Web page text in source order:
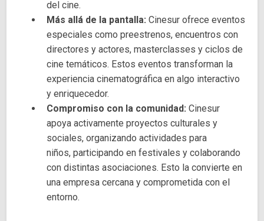
del cine.
Más allá de la pantalla: Cinesur ofrece eventos
especiales como preestrenos, encuentros con
directores y actores, masterclasses y ciclos de
cine temáticos. Estos eventos transforman la
experiencia cinematográfica en algo interactivo
y enriquecedor.
Compromiso con la comunidad: Cinesur
apoya activamente proyectos culturales y
sociales, organizando actividades para
niños, participando en festivales y colaborando
con distintas asociaciones. Esto la convierte en
una empresa cercana y comprometida con el
entorno.